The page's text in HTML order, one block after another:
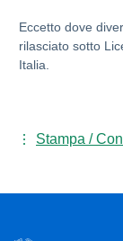
Eccetto dove
rilasciato sotto
Italia.
Stampa /